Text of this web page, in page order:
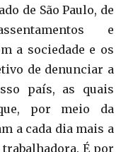
de São Paulo, de
e
a sociedade e os
de denunciar a
país, as quais
por meio da
a cada dia mais a
É por